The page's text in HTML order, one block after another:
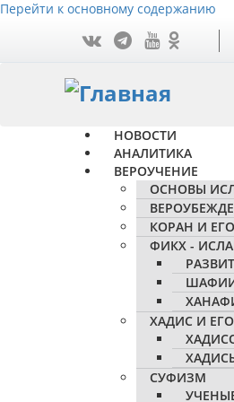
Перейти к основному содержанию
НОВОСТИ
АНАЛИТИКА
ВЕРОУЧЕНИЕ
ОСНОВЫ
КОРАН И
ФИКХ -
ХАДИС И
СУФИЗМ